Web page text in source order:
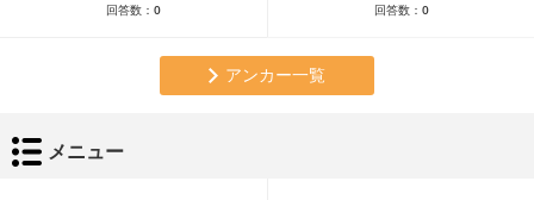
回答数： 0 回答数： 0
アンカー一覧
メニュー